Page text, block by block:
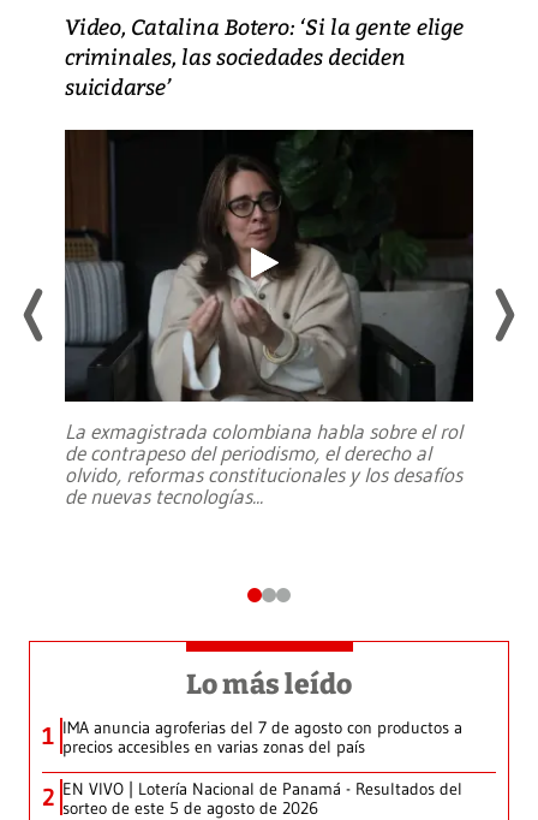
Video, Catalina Botero: ‘Si la gente elige
criminales, las sociedades deciden
suicidarse’
La exmagistrada colombiana habla sobre el rol
de contrapeso del periodismo, el derecho al
olvido, reformas constitucionales y los desafíos
de nuevas tecnologías...
Lo más leído
1 IMA anuncia agroferias del 7 de agosto con productos a
precios accesibles en varias zonas del país
2 EN VIVO | Lotería Nacional de Panamá - Resultados del
sorteo de este 5 de agosto de 2026